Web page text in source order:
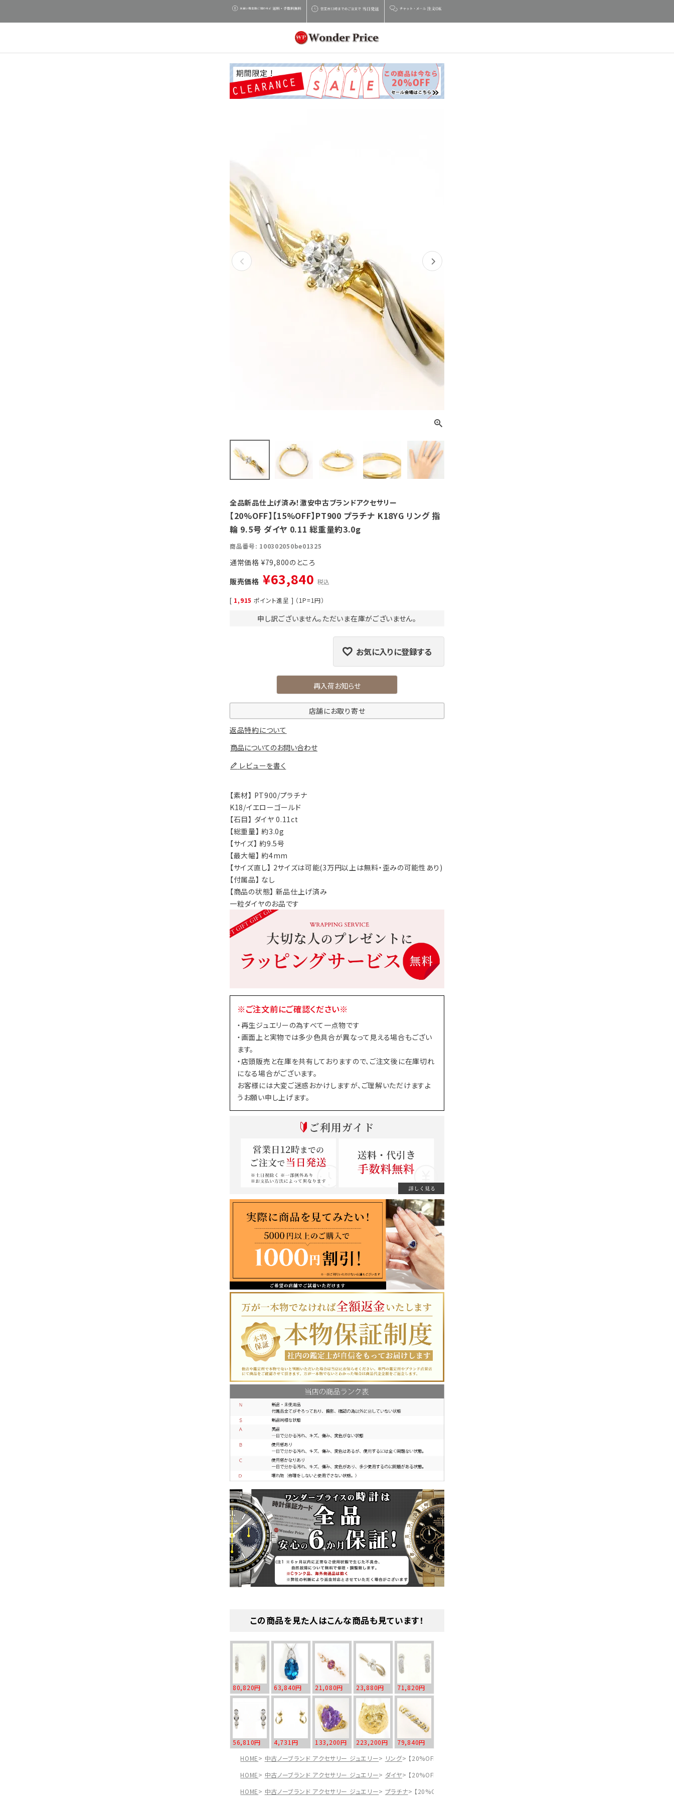
Previous Next
全品新品仕上げ済み！激安中古ブランドアクセサリー
【20%OFF】【15%OFF】PT900 プラチナ K18YG リング 指
輪 9.5号 ダイヤ 0.11 総重量約3.0g
商品番号 100302050be01325
通常価格 ¥79,800
販売価格 ¥63,840 税込
[ 1,915 ポイント進呈 ] （1P=1円）
申し訳ございません。ただいま在庫がございません。
お気に入りに登録する
再入荷お知らせ
店舗にお取り寄せ
返品特約について
商品についてのお問い合わせ
レビューを書く
【素材】 PT900/プラチナ
K18/イエローゴールド
【石目】 ダイヤ 0.11ct
【総重量】 約3.0g
【サイズ】 約9.5号
【最大幅】 約4mm
【サイズ直し】 2サイズは可能(3万円以上は無料・歪みの可能性あり)
【付属品】 なし
【商品の状態】 新品仕上げ済み
一粒ダイヤのお品です
※ご注文前にご確認ください※
・再生ジュエリーの為すべて一点物です
・画面上と実物では多少色具合が異なって見える場合もござい
ます。
・店頭販売と在庫を共有しておりますので、ご注文後に在庫切れ
になる場合がございます。
お客様には大変ご迷惑おかけしますが、ご理解いただけますよ
うお願い申し上げます。
この商品を見た人はこんな商品も見ています！
80,820円 63,840円 21,080円 23,880円 71,820円
56,810円 4,731円 133,200円 223,200円
79,840円
HOME
中古ノーブランド アクセサリー ジュエリー リング
【20%OFF】【15%OFF】PT900 プラチナ K18YG リング 指輪 9.5号 ダイヤ 0.11 総重量約3.0g
HOME
中古ノーブランド アクセサリー ジュエリー ダイヤ
【20%OFF】【15%OFF】PT900 プラチナ K18YG リング 指輪 9.5号 ダイヤ 0.11 総重量約3.0g
HOME
中古ノーブランド アクセサリー ジュエリー プラチナ 【20%OFF】【15%OFF】PT900 プラチナ K18YG リング 指輪 9.5号 ダイヤ 0.11 総重量約3.0g